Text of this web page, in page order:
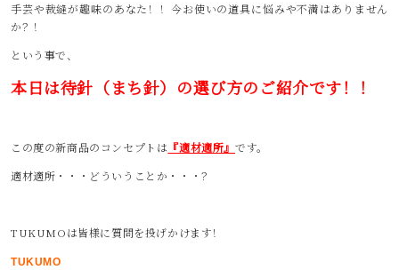
手芸や裁縫が趣味のあなた！！今お使いの道具に悩みや不満はありません
か？！
という事で、
本日は待針（まち針）の選び方のご紹介です！！
この度の新商品のコンセプトは 『適材適所』です。
適材適所・・・どういうことか・・・？
TUKUMOは皆様に質問を投げかけます！
TUKUMO